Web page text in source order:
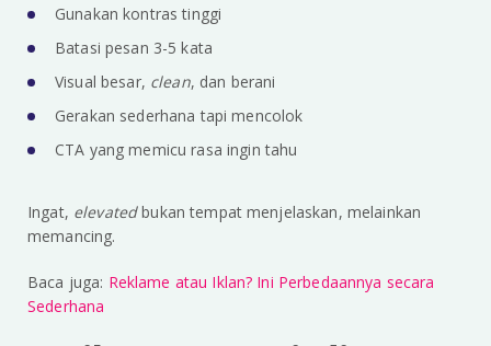
Gunakan kontras tinggi
Batasi pesan 3-5 kata
Visual besar, clean, dan berani
Gerakan sederhana tapi mencolok
CTA yang memicu rasa ingin tahu
Ingat, elevatedbukan tempat menjelaskan, melainkan
memancing.
Baca juga: Reklame atau Iklan? Ini Perbedaannya secara
Sederhana